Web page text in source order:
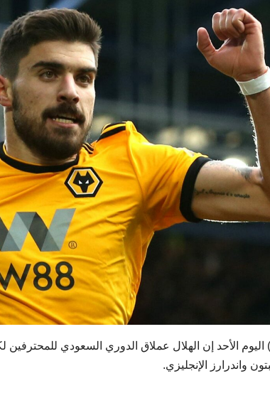
اليوم الأحد إن الهلال عملاق الدوري السعودي للمحترفين
واندرارز الإنجليزي.